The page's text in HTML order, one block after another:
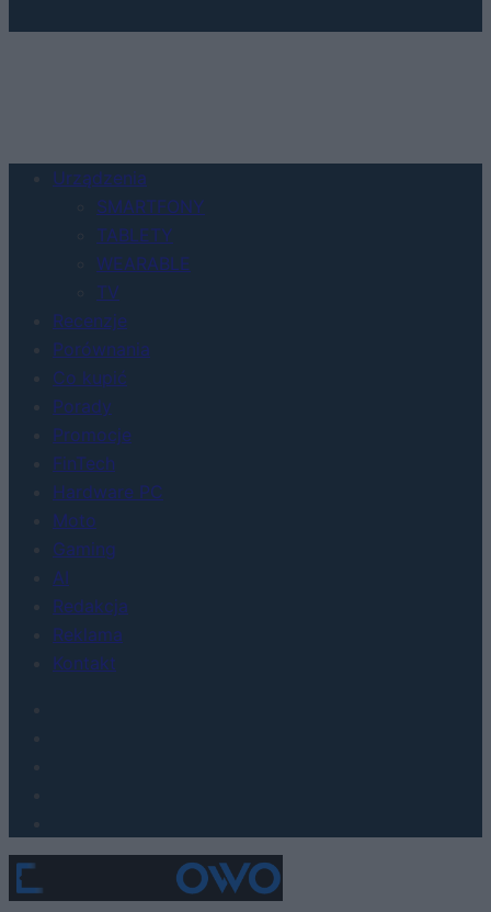
Urządzenia
SMARTFONY
TABLETY
WEARABLE
TV
Recenzje
Porównania
Co kupić
Porady
Promocje
FinTech
Hardware PC
Moto
Gaming
AI
Redakcja
Reklama
Kontakt